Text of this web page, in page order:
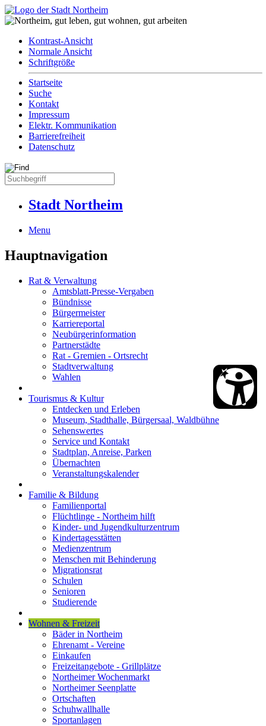
Kontrast-Ansicht
Normale Ansicht
Schriftgröße
Startseite
Suche
Kontakt
Impressum
Elektr. Kommunikation
Barrierefreiheit
Datenschutz
Stadt Northeim
Menu
Hauptnavigation
Rat & Verwaltung
Amtsblatt-Presse-Vergaben
Bündnisse
Bürgermeister
Karriereportal
Neubürgerinformation
Partnerstädte
Rat - Gremien - Ortsrecht
Stadtverwaltung
Wahlen
Tourismus & Kultur
Entdecken und Erleben
Museum, Stadthalle, Bürgersaal, Waldbühne
Sehenswertes
Service und Kontakt
Stadtplan, Anreise, Parken
Übernachten
Veranstaltungskalender
Familie & Bildung
Familienportal
Flüchtlinge - Northeim hilft
Kinder- und Jugendkulturzentrum
Kindertagesstätten
Medienzentrum
Menschen mit Behinderung
Migrationsrat
Schulen
Senioren
Studierende
Wohnen & Freizeit
Bäder in Northeim
Ehrenamt - Vereine
Einkaufen
Freizeitangebote - Grillplätze
Northeimer Wochenmarkt
Northeimer Seenplatte
Ortschaften
Schuhwallhalle
Sportanlagen